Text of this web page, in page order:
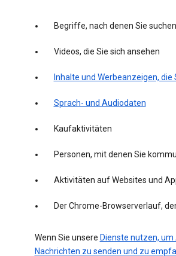
Begriffe, nach denen Sie suchen
Videos, die Sie sich ansehen
Inhalte und Werbeanzeigen,
Sprach- und Audiodaten
Kaufaktivitäten
Personen, mit denen Sie
Aktivitäten auf Websites und
Der Chrome-Browserverlauf,
Wenn Sie unsere Dienste nutzen,
Nachrichten zu senden und zu